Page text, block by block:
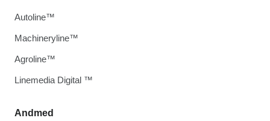
Andmed
Autoline™
Machineryline™
Agroline™
Linemedia Digital ™